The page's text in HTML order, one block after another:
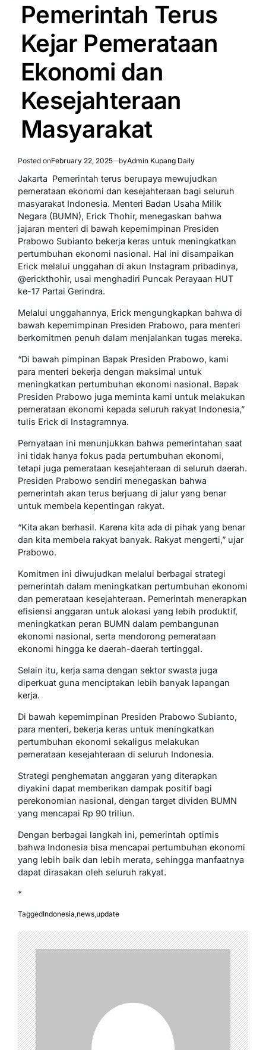
Pemerintah Terus
Kejar Pemerataan
Ekonomi dan
Kesejahteraan
Masyarakat
Posted onFebruary 22, 2025 byAdmin Kupang Daily
Jakarta  Pemerintah terus berupaya mewujudkan
pemerataan ekonomi dan kesejahteraan bagi seluruh
masyarakat Indonesia. Menteri Badan Usaha Milik
Negara (BUMN), Erick Thohir, menegaskan bahwa
jajaran menteri di bawah kepemimpinan Presiden
Prabowo Subianto bekerja keras untuk meningkatkan
pertumbuhan ekonomi nasional. Hal ini disampaikan
Erick melalui unggahan di akun Instagram pribadinya,
@erickthohir, usai menghadiri Puncak Perayaan HUT
ke-17 Partai Gerindra.
Melalui unggahannya, Erick mengungkapkan bahwa di
bawah kepemimpinan Presiden Prabowo, para menteri
berkomitmen penuh dalam menjalankan tugas mereka.
“Di bawah pimpinan Bapak Presiden Prabowo, kami
para menteri bekerja dengan maksimal untuk
meningkatkan pertumbuhan ekonomi nasional. Bapak
Presiden Prabowo juga meminta kami untuk melakukan
pemerataan ekonomi kepada seluruh rakyat Indonesia,”
tulis Erick di Instagramnya.
Pernyataan ini menunjukkan bahwa pemerintahan saat
ini tidak hanya fokus pada pertumbuhan ekonomi,
tetapi juga pemerataan kesejahteraan di seluruh daerah.
Presiden Prabowo sendiri menegaskan bahwa
pemerintah akan terus berjuang di jalur yang benar
untuk membela kepentingan rakyat.
“Kita akan berhasil. Karena kita ada di pihak yang benar
dan kita membela rakyat banyak. Rakyat mengerti,” ujar
Prabowo.
Komitmen ini diwujudkan melalui berbagai strategi
pemerintah dalam meningkatkan pertumbuhan ekonomi
dan pemerataan kesejahteraan. Pemerintah menerapkan
efisiensi anggaran untuk alokasi yang lebih produktif,
meningkatkan peran BUMN dalam pembangunan
ekonomi nasional, serta mendorong pemerataan
ekonomi hingga ke daerah-daerah tertinggal.
Selain itu, kerja sama dengan sektor swasta juga
diperkuat guna menciptakan lebih banyak lapangan
kerja.
Di bawah kepemimpinan Presiden Prabowo Subianto,
para menteri, bekerja keras untuk meningkatkan
pertumbuhan ekonomi sekaligus melakukan
pemerataan kesejahteraan di seluruh Indonesia.
Strategi penghematan anggaran yang diterapkan
diyakini dapat memberikan dampak positif bagi
perekonomian nasional, dengan target dividen BUMN
yang mencapai Rp 90 triliun.
Dengan berbagai langkah ini, pemerintah optimis
bahwa Indonesia bisa mencapai pertumbuhan ekonomi
yang lebih baik dan lebih merata, sehingga manfaatnya
dapat dirasakan oleh seluruh rakyat.
*
TaggedIndonesia,news,update